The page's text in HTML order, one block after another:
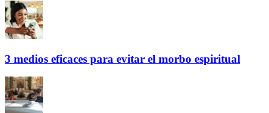
3 medios eficaces para evitar el morbo espiritual